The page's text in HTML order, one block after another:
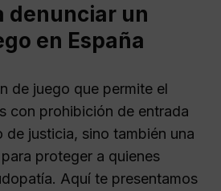
denunciar un
en España
de juego que permite el
con prohibición de entrada
de justicia, sino también una
proteger a quienes
Aquí te presentamos